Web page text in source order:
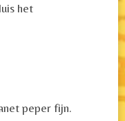
het
peper fijn.